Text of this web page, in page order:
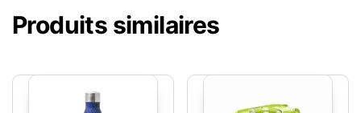
Produits similaires